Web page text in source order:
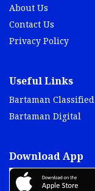
About Us
Contact Us
Privacy Policy
Useful Links
Bartaman Classified
Bartaman Digital
Download App